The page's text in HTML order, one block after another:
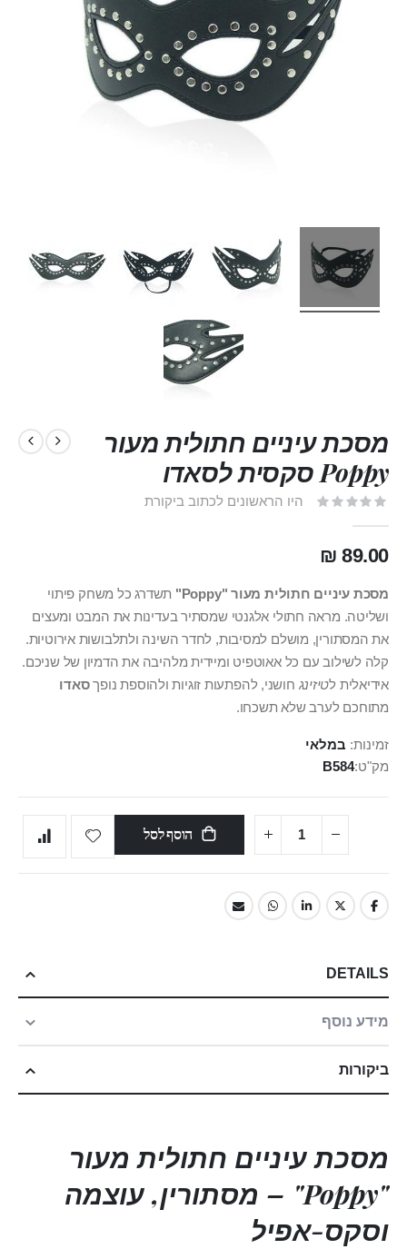
מסכת עיניים חתולית מעור
Poppy סקסית לסאדו
היו הראשונים לכתוב ביקורת
89.00 ₪
מסכת עיניים חתולית מעור "Poppy"
תשדרג כל משחק פיתוי
ושליטה. מראה חתולי אלגנטי שמסתיר בעדינות את המבט ומעצים
את המסתורין, מושלם למסיבות, לחדר השינה ולתלבושות אירוטיות.
קלה לשילוב עם כל אאוטפיט ומיידית מלהיבה את הדמיון של שניכם.
אידיאלית לטיזינג חושני, להפתעות זוגיות ולהוספת נופךסאדו
מתוחכם לערב שלא תשכחו.
זמינות: במלאי
מק"ט B584
הוסף לסל
DETAILS
מידע נוסף
ביקורות
מסכת עיניים חתולית מעור
"Poppy" – מסתורין, עוצמה
וסקס-אפיל